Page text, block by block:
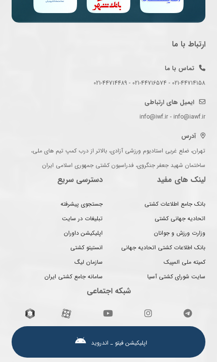
ارتباط با ما
تماس با ما
021-44714158 - 021-44716574 - 021-44714489
ایمیل های ارتباطی
info@iwf.ir - info@iawf.ir
آدرس
تهران، ضلع غربی استادیوم ورزشی آزادی، بالاتر از درب کمپ تیم های ملی،
ساختمان شهید جعفر جنگروی، فدراسیون کشتی جمهوری اسلامی ایران
لینک های مفید
بانک جامع اطلاعات کشتی
اتحادیه جهانی کشتی
وزارت ورزش و جوانان
بانک اطلاعات کشتی اتحادیه جهانی
کمیته ملی المپیک
سایت شورای کشتی آسیا
دسترسی سریع
جستجوی پیشرفته
تبلیغات در سایت
اپلیکیشن داوران
انستیتو کشتی
سازمان لیگ
سامانه جامع کشتی ایران
شبکه اجتماعی
اپلیکیشن فیتو ـ اندروید